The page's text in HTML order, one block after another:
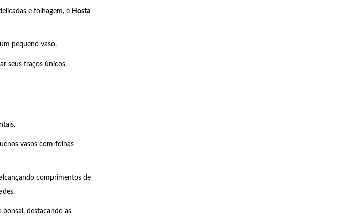
e folhagem, e Hosta
pequeno vaso.
seus traços únicos,
vasos com folhas
comprimentos de
destacando as